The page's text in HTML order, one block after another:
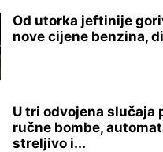
Od utorka jeftinije
nove cijene benzina,
U tri odvojena slučaja
ručne bombe,
streljivo i...